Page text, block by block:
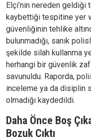
Elçi’nin nereden geldiği
kaybettiği tespitine yer
güvenliğinin tehlike
bulunmadığı, sanık
şekilde silah kullanma
herhangi bir güvenlik
savunuldu. Raporda,
inceleme ya da disiplin
olmadığı kaydedildi.
Daha Önce Boş
Bozuk Çıktı